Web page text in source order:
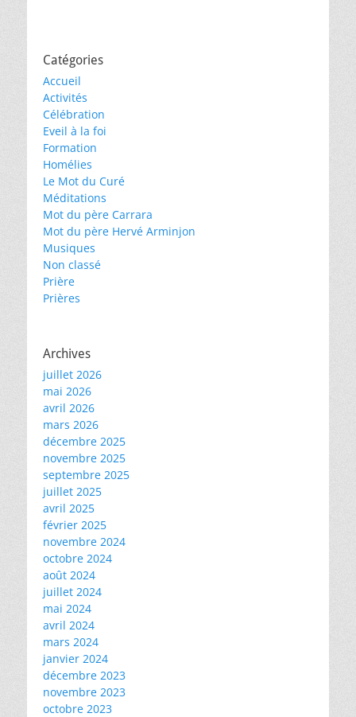
Catégories
Accueil
Activités
Célébration
Eveil à la foi
Formation
Homélies
Le Mot du Curé
Méditations
Mot du père Carrara
Mot du père Hervé Arminjon
Musiques
Non classé
Prière
Prières
Archives
juillet 2026
mai 2026
avril 2026
mars 2026
décembre 2025
novembre 2025
septembre 2025
juillet 2025
avril 2025
février 2025
novembre 2024
octobre 2024
août 2024
juillet 2024
mai 2024
avril 2024
mars 2024
janvier 2024
décembre 2023
novembre 2023
octobre 2023